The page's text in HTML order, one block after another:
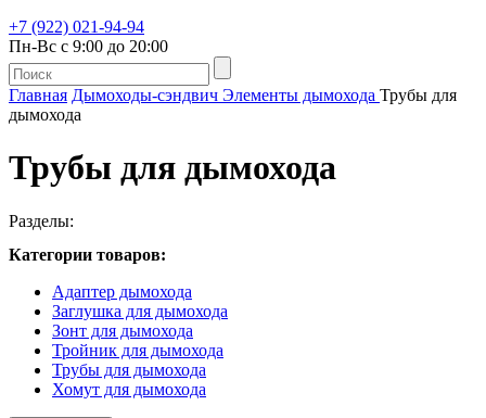
+7 (922) 021-94-94
Пн-Вс с 9:00 до 20:00
Главная Дымоходы-сэндвич Элементы дымохода Трубы для
дымохода
Трубы для дымохода
Разделы:
Категории товаров:
Адаптер дымохода
Заглушка для дымохода
Зонт для дымохода
Тройник для дымохода
Трубы для дымохода
Хомут для дымохода